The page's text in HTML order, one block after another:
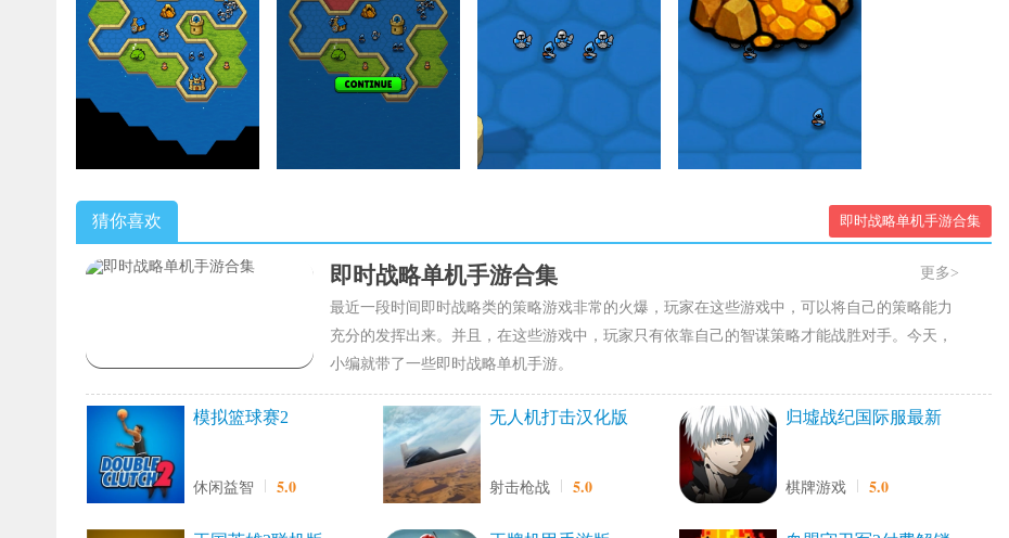
猜你喜欢 即时战略单机手游合集
即时战略单机手游合集 更多>
最近一段时间即时战略类的策略游戏非常的火爆，玩家在这些游戏中，可以将自己的策略能力
充分的发挥出来。并且，在这些游戏中，玩家只有依靠自己的智谋策略才能战胜对手。今天，
小编就带了一些即时战略单机手游。
模拟篮球赛2
休闲益智 5.0
无人机打击汉化版
射击枪战 5.0
归墟战纪国际服最新
棋牌游戏 5.0